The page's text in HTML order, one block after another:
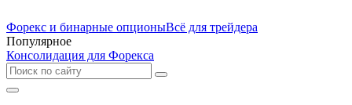
Форекс и бинарные опционыВсё для трейдера
Популярное
Консолидация для Форекса